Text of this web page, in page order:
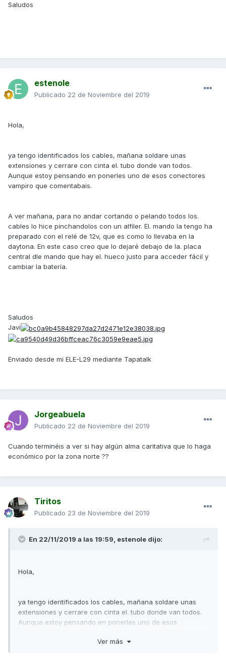
Saludos
estenole
Publicado 22 de Noviembre del 2019
Hola,
ya tengo identificados los cables, mañana soldare unas
extensiones y cerrare con cinta el. tubo donde van todos.
Aunque estoy pensando en ponerles uno de esos conectores
vampiro que comentabais.
A ver mañana, para no andar cortando o pelando todos los.
cables lo hice pinchandolos con un alfiler. El. mando la tengo ha
preparado con el relé de 12v, que es como lo llevaba en la
daytona. En este caso creo que lo dejaré debajo de la. placa
central dle mando que hay el. hueco justo para acceder fácil y
cambiar la batería.
Saludos
Javi
Enviado desde mi ELE-L29 mediante Tapatalk
Jorgeabuela
Publicado 22 de Noviembre del 2019
Cuando terminéis a ver si hay algún alma caritativa que lo haga
económico por la zona norte ??
Tiritos
Publicado 23 de Noviembre del 2019
En 22/11/2019 a las 19:59, estenole dijo:
Hola,
ya tengo identificados los cables, mañana soldare unas
extensiones y cerrare con cinta el. tubo donde van todos.
Aunque estoy pensando en ponerles uno de esos
Ver más